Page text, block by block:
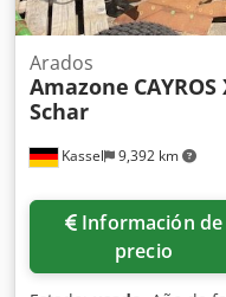
Kassel 9,392 km
Arados
Amazone
Schar
Información de
precio